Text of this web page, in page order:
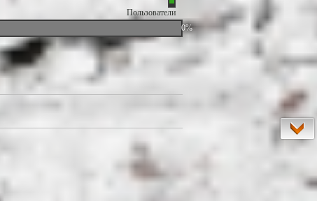
Пользователи
0%